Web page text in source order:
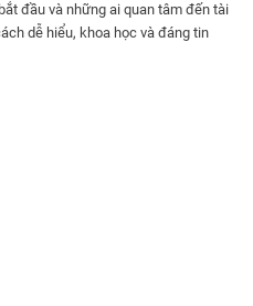
đầu và những ai quan tâm đến tài
dễ hiểu, khoa học và đáng tin